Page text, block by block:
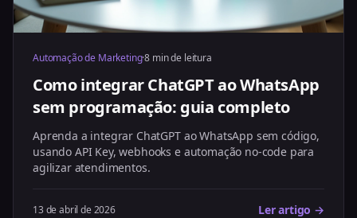
Automação de Marketing·8 min de leitura
Como integrar ChatGPT ao WhatsApp
sem programação: guia completo
Aprenda a integrar ChatGPT ao WhatsApp sem código,
usando API Key, webhooks e automação no-code para
agilizar atendimentos.
13 de abril de 2026 Ler artigo →